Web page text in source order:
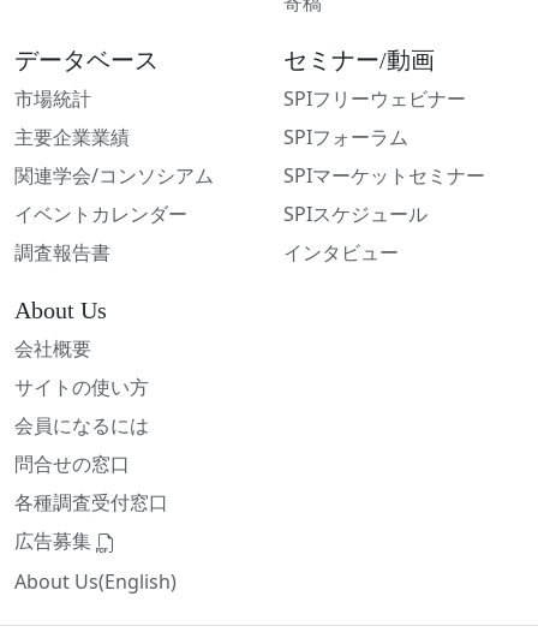
データベース
市場統計
主要企業業績
関連学会/コンソシアム
イベントカレンダー
調査報告書
セミナー/動画
SPIフリーウェビナー
SPIフォーラム
SPIマーケットセミナー
SPIスケジュール
インタビュー
About Us
会社概要
サイトの使い方
会員になるには
問合せの窓口
各種調査受付窓口
広告募集
About Us(English)